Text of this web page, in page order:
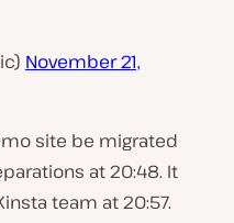
November 21,
site be migrated
at 20:48. It
team at 20:57.